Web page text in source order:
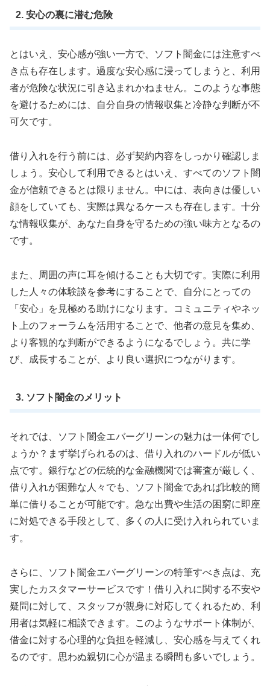
2. 安心の裏に潜む危険
とはいえ、安心感が強い一方で、ソフト闇金には注意すべ
き点も存在します。過度な安心感に浸ってしまうと、利用
者が危険な状況に引き込まれかねません。このような事態
を避けるためには、自分自身の情報収集と冷静な判断が不
可欠です。
借り入れを行う前には、必ず契約内容をしっかり確認しま
しょう。安心して利用できるとはいえ、すべてのソフト闇
金が信頼できるとは限りません。中には、表向きは優しい
顔をしていても、実際は異なるケースも存在します。十分
な情報収集が、あなた自身を守るための強い味方となるの
です。
また、周囲の声に耳を傾けることも大切です。実際に利用
した人々の体験談を参考にすることで、自分にとっての
「安心」を見極める助けになります。コミュニティやネッ
ト上のフォーラムを活用することで、他者の意見を集め、
より客観的な判断ができるようになるでしょう。共に学
び、成長することが、より良い選択につながります。
3. ソフト闇金のメリット
それでは、ソフト闇金エバーグリーンの魅力は一体何でし
ょうか？まず挙げられるのは、借り入れのハードルが低い
点です。銀行などの伝統的な金融機関では審査が厳しく、
借り入れが困難な人々でも、ソフト闇金であれば比較的簡
単に借りることが可能です。急な出費や生活の困窮に即座
に対処できる手段として、多くの人に受け入れられていま
す。
さらに、ソフト闇金エバーグリーンの特筆すべき点は、充
実したカスタマーサービスです！借り入れに関する不安や
疑問に対して、スタッフが親身に対応してくれるため、利
用者は気軽に相談できます。このようなサポート体制が、
借金に対する心理的な負担を軽減し、安心感を与えてくれ
るのです。思わぬ親切に心が温まる瞬間も多いでしょう。